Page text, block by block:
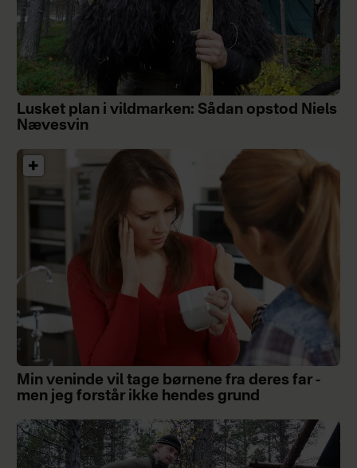
Lusket plan i vildmarken: Sådan opstod Niels
Nævesvin
Min veninde vil tage børnene fra deres far -
men jeg forstår ikke hendes grund